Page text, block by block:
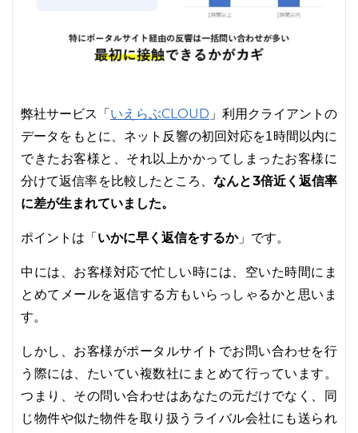
弊社サービス「 いえらぶCLOUD 」利用クライアントの
データをもとに、ネット反響の初回対応を1時間以内に
できたお客様と、それ以上かかってしまったお客様に
分けて返信率を比較したところ、なんと3倍近く返信率
に差が生まれていました。
ポイントは「 いかに早く返信をするか」です。
中には、お客様対応で忙しい時には、空いた時間にま
とめてメールを返信する方もいらっしゃるかと思いま
す。
しかし、お客様がポータルサイトでお問い合わせを行
う際には、たいてい複数社にまとめて行っています。
つまり、その問い合わせはあなたの元だけでなく、同
じ物件や似た物件を取り扱うライバル会社にも送られ